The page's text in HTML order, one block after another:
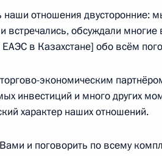
Всемирной
оперного бала
наши отношения двусторонние:
встречались, обсуждали многие
в Казахстане] обо всём
экономическим
инвестиций и много других
характер наших отношений.
и поговорить по всему